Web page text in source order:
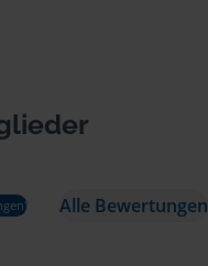
Alle Bewertungen